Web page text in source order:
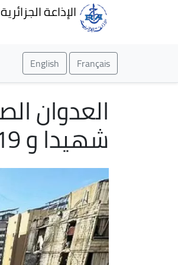
الإذاعة الجزائرية
Français
English
شهيدا و 7719 مصابا